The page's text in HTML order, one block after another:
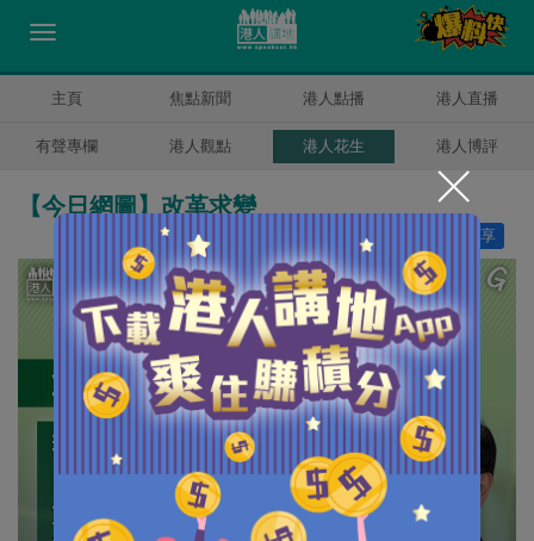
主頁 焦點新聞 港人點播 港人直播
有聲專欄 港人觀點 港人花生 港人博評
【今日網圖】改革求變
分享